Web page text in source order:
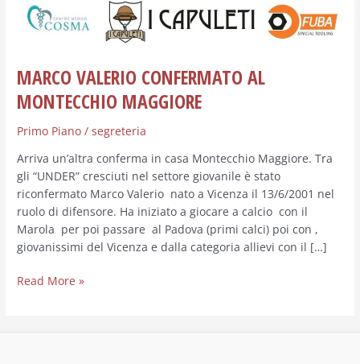
MARCO VALERIO CONFERMATO AL
MONTECCHIO MAGGIORE
Primo Piano /segreteria
Arriva un’altra conferma in casa Montecchio Maggiore. Tra
gli “UNDER” cresciuti nel settore giovanile è stato
riconfermato Marco Valerio nato a Vicenza il 13/6/2001 nel
ruolo di difensore. Ha iniziato a giocare a calcio con il
Marola per poi passare al Padova (primi calci) poi con ,
giovanissimi del Vicenza e dalla categoria allievi con il […]
Read More »